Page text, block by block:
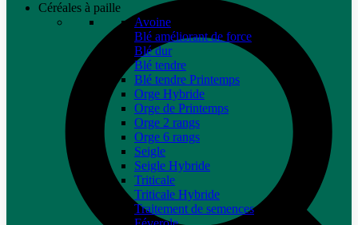
Céréales à paille
Avoine
Blé améliorant de force
Blé dur
Blé tendre
Blé tendre Printemps
Orge Hybride
Orge de Printemps
Orge 2 rangs
Orge 6 rangs
Seigle
Seigle Hybride
Triticale
Triticale Hybride
Traitement de semences